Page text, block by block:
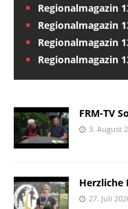
Regionalmagazin
Regionalmagazin
Regionalmagazin
Regionalmagazin
FRM-TV
3. August
Herzliche
27. Juli